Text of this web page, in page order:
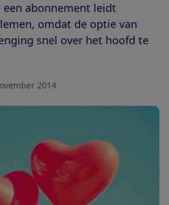
een abonnement leidt
omdat de optie van
snel over het hoofd te
2014